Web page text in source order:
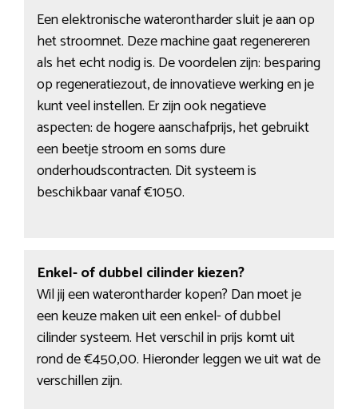
Een elektronische waterontharder sluit je aan op
het stroomnet. Deze machine gaat regenereren
als het echt nodig is. De voordelen zijn: besparing
op regeneratiezout, de innovatieve werking en je
kunt veel instellen. Er zijn ook negatieve
aspecten: de hogere aanschafprijs, het gebruikt
een beetje stroom en soms dure
onderhoudscontracten. Dit systeem is
beschikbaar vanaf €1050.
Enkel- of dubbel cilinder kiezen?
Wil jij een waterontharder kopen? Dan moet je
een keuze maken uit een enkel- of dubbel
cilinder systeem. Het verschil in prijs komt uit
rond de €450,00. Hieronder leggen we uit wat de
verschillen zijn.